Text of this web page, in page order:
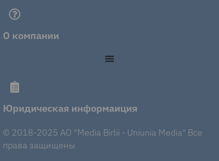
О компании
Юридическая информаиция
© 2018-2025 AO "Media Birlii - Uniunia Media" Все
права защищены